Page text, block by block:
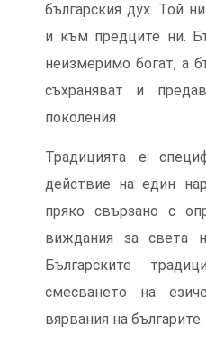
българския дух. Той
и към предците ни.
неизмеримо богат, а
съхраняват и
поколения
Традицията е
действие на един
пряко свързано с
виждания за света
Българските
смесването на
вярвания на българите.